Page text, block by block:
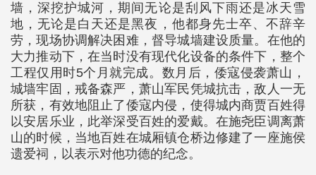
墙，深挖护城河，期间无论是刮风下雨还是冰天雪
地，无论是白天还是黑夜，他都身先士卒、不辞辛
劳，现场协调解决困难，督导城墙建设质量。在他的
大力推动下，在当时没有现代化设备的条件下，整个
工程仅用时5个月就完成。数月后，倭寇侵袭萧山，
城墙牢固，戒备森严，萧山军民凭城抗击，敌人一无
所获，有效地阻止了倭寇内侵，使得城内商贾百姓得
以安居乐业，此举深受百姓的爱戴。在施尧臣调离萧
山的时候，当地百姓在城厢镇仓桥边修建了一座施侯
遗爱祠，以表示对他功德的纪念。